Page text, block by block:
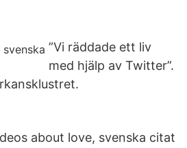
”Vi räddade ett liv
med hjälp av Twitter”.
about love, svenska citat